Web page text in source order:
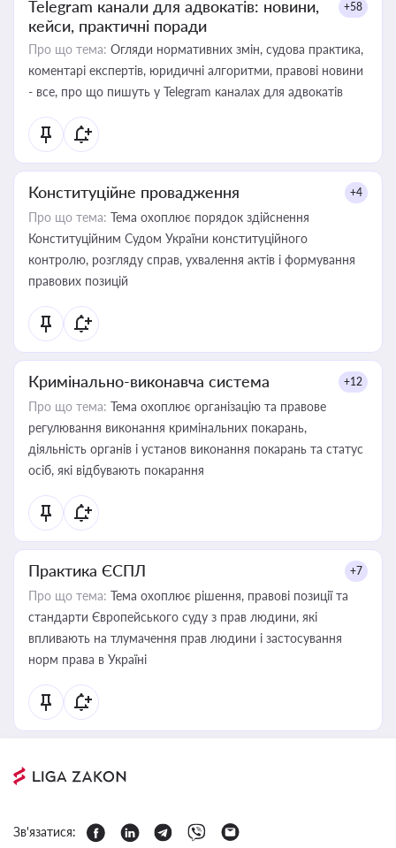
Telegram канали для адвокатів: новини,
кейси, практичні поради
+58
Про що тема: Огляди нормативних змін, судова практика,
коментарі експертів, юридичні алгоритми, правові новини
- все, про що пишуть у Telegram каналах для адвокатів
Конституційне провадження +4
Про що тема: Тема охоплює порядок здійснення
Конституційним Судом України конституційного
контролю, розгляду справ, ухвалення актів і формування
правових позицій
Кримінально-виконавча система +12
Про що тема: Тема охоплює організацію та правове
регулювання виконання кримінальних покарань,
діяльність органів і установ виконання покарань та статус
осіб, які відбувають покарання
Практика ЄСПЛ +7
Про що тема: Тема охоплює рішення, правові позиції та
стандарти Європейського суду з прав людини, які
впливають на тлумачення прав людини і застосування
норм права в Україні
Зв'язатися: